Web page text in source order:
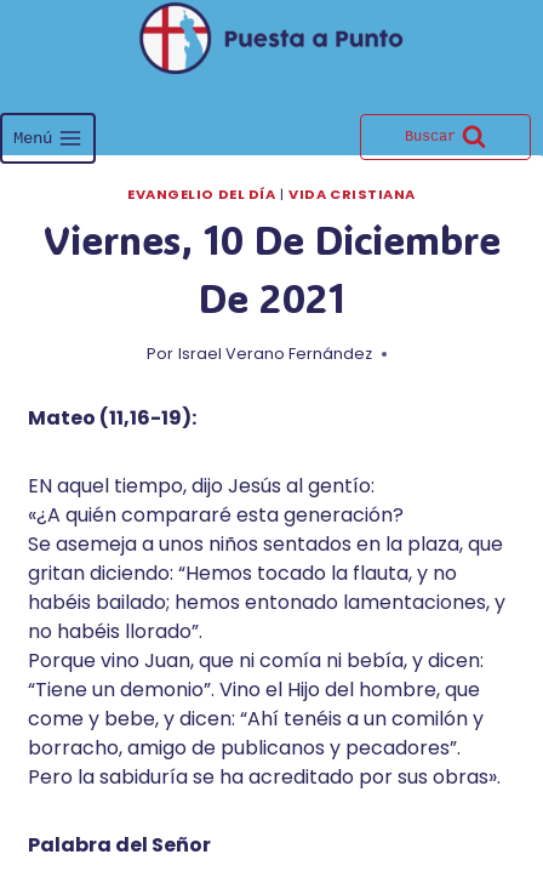
Menú Buscar
EVANGELIO DEL DÍA |VIDA CRISTIANA
Viernes, 10 De Diciembre
De 2021
Por Israel Verano Fernández
Mateo (11,16-19):
EN aquel tiempo, dijo Jesús al gentío:
«¿A quién compararé esta generación?
Se asemeja a unos niños sentados en la plaza, que
gritan diciendo: “Hemos tocado la flauta, y no
habéis bailado; hemos entonado lamentaciones, y
no habéis llorado”.
Porque vino Juan, que ni comía ni bebía, y dicen:
“Tiene un demonio”. Vino el Hijo del hombre, que
come y bebe, y dicen: “Ahí tenéis a un comilón y
borracho, amigo de publicanos y pecadores”.
Pero la sabiduría se ha acreditado por sus obras».
Palabra del Señor